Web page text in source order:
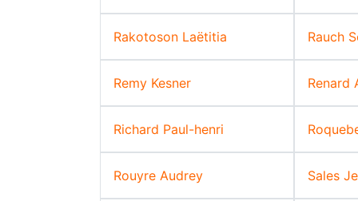
Rakotoson Laëtitia Rauch
Remy Kesner Renard
Richard Paul-henri
Rouyre Audrey Sales